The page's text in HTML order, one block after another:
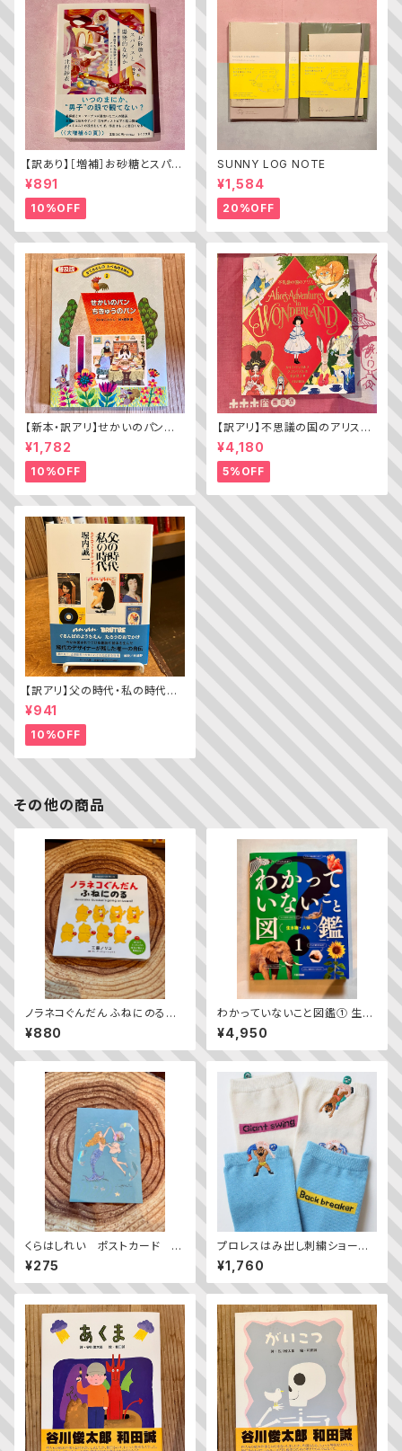
【訳あり】［増補］お砂糖とスパイ
スと爆発的な何か ——不真面
目な批評家によるフェミニスト批
評入門
¥891
10%OFF
SUNNY LOG NOTE
¥1,584
20%OFF
【新本・訳アリ】せかいのパン
ちきゅうのパン（普及版 かこさ
¥1,782
10%OFF
【訳アリ】不思議の国のアリス（A
lice’s Adventures in WOND
ERLAND）
¥4,180
5%OFF
【訳アリ】父の時代・私の時代
─わがエディトリアル・デザイン
史
¥941
10%OFF
その他の商品
ノラネコぐんだん ふねにのる
Noraneko Gundan’s going
on board!
¥880
わかっていないこと図鑑① 生き
物・人体
¥4,950
くらはしれい ポストカード 人
魚とダンス
¥275
プロレスはみ出し刺繍ショートソ
ックス（2足組）
¥1,760